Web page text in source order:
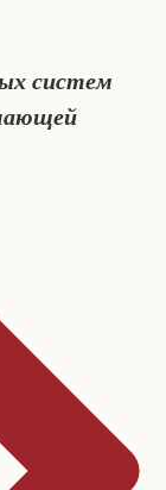
систем